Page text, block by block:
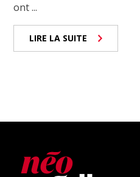
ont ...
LIRE LA SUITE